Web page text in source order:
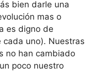
bien darle una
mas o
es digno de
uno). Nuestras
no han cambiado
poco nuestro